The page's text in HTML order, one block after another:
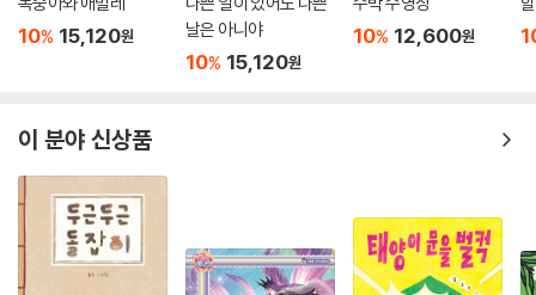
10% 15,120원
날은 아니야
10% 15,120원
10% 12,600원
이 분야 신상품